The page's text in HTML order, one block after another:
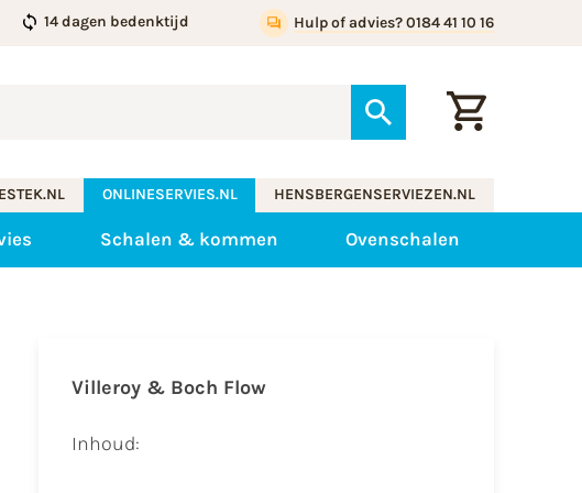
14 dagen bedenktijd Hulp of advies? 0184 41 10 16
ONLINESERVIES.NL HENSBERGENSERVIEZEN.NL
Schalen & kommen Ovenschalen
Villeroy & Boch Flow
Inhoud: